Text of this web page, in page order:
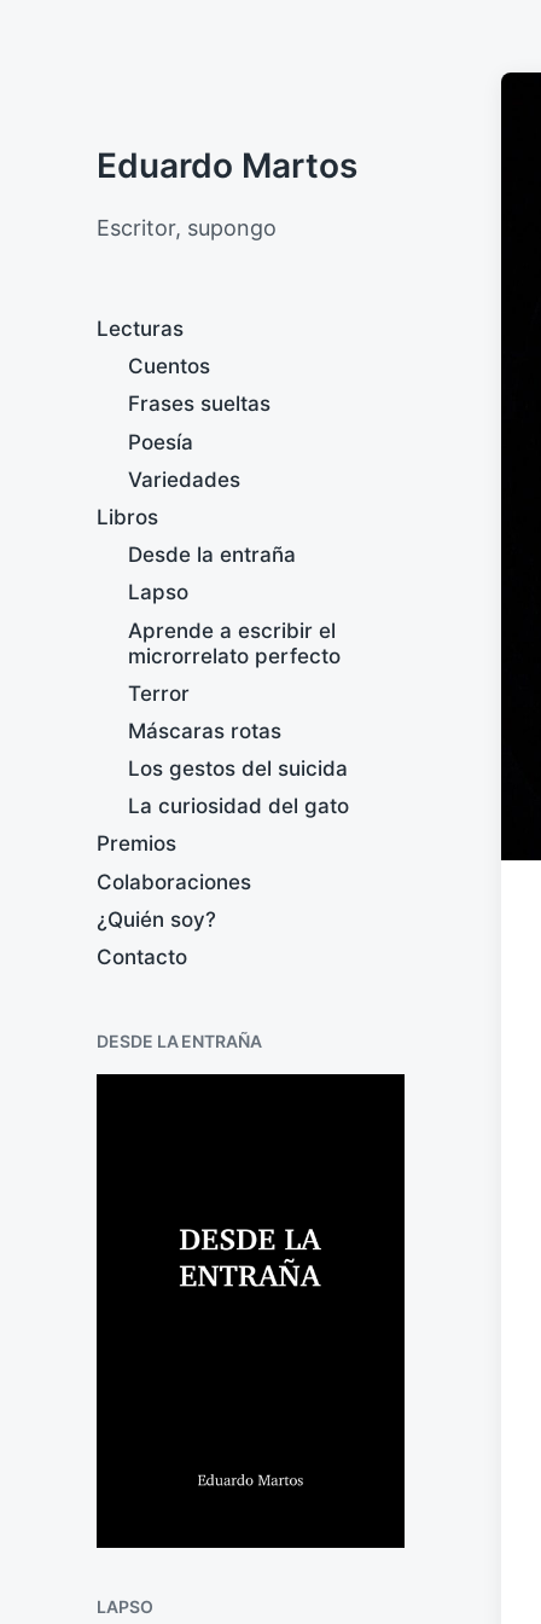
Eduardo Martos
Escritor, supongo
Lecturas
Cuentos
Frases sueltas
Poesía
Variedades
Libros
Desde la entraña
Lapso
Aprende a escribir el
microrrelato perfecto
Terror
Máscaras rotas
Los gestos del suicida
La curiosidad del gato
Premios
Colaboraciones
¿Quién soy?
Contacto
DESDE LA ENTRAÑA
LAPSO